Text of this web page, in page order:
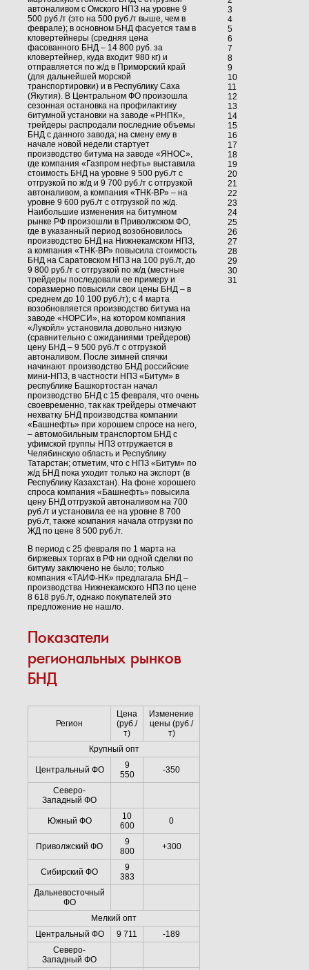
автоналивом с Омского НПЗ на уровне 9
500 руб./т (это на 500 руб./т выше, чем в
феврале); в основном БНД фасуется там в
кловертейнеры (средняя цена
фасованного БНД – 14 800 руб. за
кловертейнер, куда входит 980 кг) и
отправляется по ж/д в Приморский край
(для дальнейшей морской
транспортировки) и в Республику Саха
(Якутия). В Центральном ФО произошла
сезонная остановка на профилактику
битумной установки на заводе «РНПК»,
трейдеры распродали последние объемы
БНД с данного завода; на смену ему в
начале новой недели стартует
производство битума на заводе «ЯНОС»,
где компания «Газпром нефть» выставила
стоимость БНД на уровне 9 500 руб./т с
отгрузкой по ж/д и 9 700 руб./т с отгрузкой
автоналивом, а компания «ТНК-ВР» – на
уровне 9 600 руб./т с отгрузкой по ж/д.
Наибольшие изменения на битумном
рынке РФ произошли в Приволжском ФО,
где в указанный период возобновилось
производство БНД на Нижнекамском НПЗ,
а компания «ТНК-ВР» повысила стоимость
БНД на Саратовском НПЗ на 100 руб./т, до
9 800 руб./т с отгрузкой по ж/д (местные
трейдеры последовали ее примеру и
соразмерно повысили свои цены БНД – в
среднем до 10 100 руб./т); с 4 марта
возобновляется производство битума на
заводе «НОРСИ», на котором компания
«Лукойл» установила довольно низкую
(сравнительно с ожиданиями трейдеров)
цену БНД – 9 500 руб./т с отгрузкой
автоналивом. После зимней спячки
начинают производство БНД российские
мини-НПЗ, в частности НПЗ «Битум» в
республике Башкортостан начал
производство БНД с 15 февраля, что очень
своевременно, так как трейдеры отмечают
нехватку БНД производства компании
«Башнефть» при хорошем спросе на него,
– автомобильным транспортом БНД с
уфимской группы НПЗ отгружается в
Челябинскую область и Республику
Татарстан; отметим, что с НПЗ «Битум» по
ж/д БНД пока уходит только на экспорт (в
Республику Казахстан). На фоне хорошего
спроса компания «Башнефть» повысила
цену БНД отгрузкой автоналивом на 700
руб./т и установила ее на уровне 8 700
руб./т, также компания начала отгрузки по
ЖД по цене 8 500 руб./т.
В период с 25 февраля по 1 марта на
биржевых торгах в РФ ни одной сделки по
битуму заключено не было; только
компания «ТАИФ-НК» предлагала БНД –
производства Нижнекамского НПЗ по цене
8 618 руб./т, однако покупателей это
предложение не нашло.
Показатели
региональных рынков
БНД
Регион
Цена
(руб./
т)
Изменение
цены (руб./
т)
Крупный опт
Центральный ФО
9
550
-350
Северо-
Западный ФО
Южный ФО
10
600
0
Приволжский ФО
9
800
+300
Сибирский ФО
9
383
Дальневосточный
ФО
Мелкий опт
Центральный ФО
9 711
-189
Северо-
Западный ФО
3
4
5
6
7
8
9
10
11
12
13
14
15
16
17
18
19
20
21
22
23
24
25
26
27
28
29
30
31